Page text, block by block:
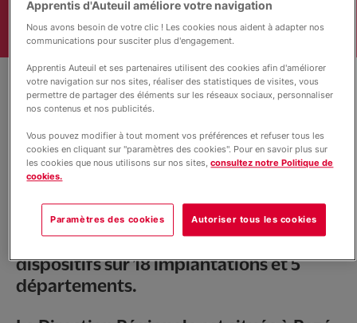
Nous soutenir
Le FSE+ dans la région
©Michel Le Moine/Apprentis d'Auteuil
Apprentis d’Auteuil est présent en Pays
de la Loire avec 44 établissements ou
dispositifs sur 18 implantations et 5
départements.
Apprentis d'Auteuil améliore votre navigation
Nous avons besoin de votre clic ! Les cookies nous aident à adapter nos
communications pour susciter plus d'engagement.
Apprentis Auteuil et ses partenaires utilisent des cookies afin d'améliorer
votre navigation sur nos sites, réaliser des statistiques de visites, vous
permettre de partager des éléments sur les réseaux sociaux, personnaliser
nos contenus et nos publicités.
Vous pouvez modifier à tout moment vos préférences et refuser tous les
cookies en cliquant sur "paramètres des cookies". Pour en savoir plus sur
les cookies que nous utilisons sur nos sites,consultez notre Politique de
cookies.
Paramètres des cookies Autoriser tous les cookies